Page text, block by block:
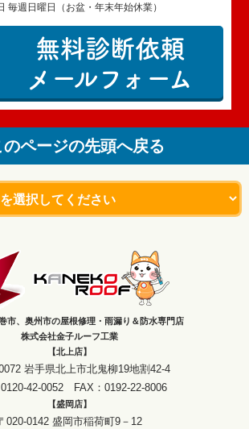
毎週日曜日（お盆・年末年始休業）
無料診断依頼
メールフォーム
のページの先頭へ戻る
市、奥州市の屋根修理・雨漏り＆防水専門店
株式会社金子ルーフ工業
【北上店】
岩手県北上市北鬼柳19地割42-4
42-0052 FAX：0192-22-8006
【盛岡店】
020-0142 盛岡市稲荷町9－12